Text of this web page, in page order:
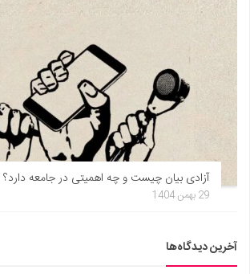
آزادی بیان چیست و چه اهمیتی در جامعه دارد؟
29 بهمن 1404
آخرین دیدگاه‌ها